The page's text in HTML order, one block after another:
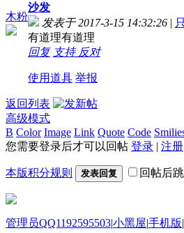
木粉
沙发
发表于 2017-3-15 14:32:26 |
有道理有道理
回复 支持 反对
使用道具 举报
返回列表
高级模式
B Color Image Link Quote Code
您需要登录后才可以回帖 登录 | 注册
本版积分规则 发表回复 回帖后
管理员QQ1192595503|小黑屋|手机版|